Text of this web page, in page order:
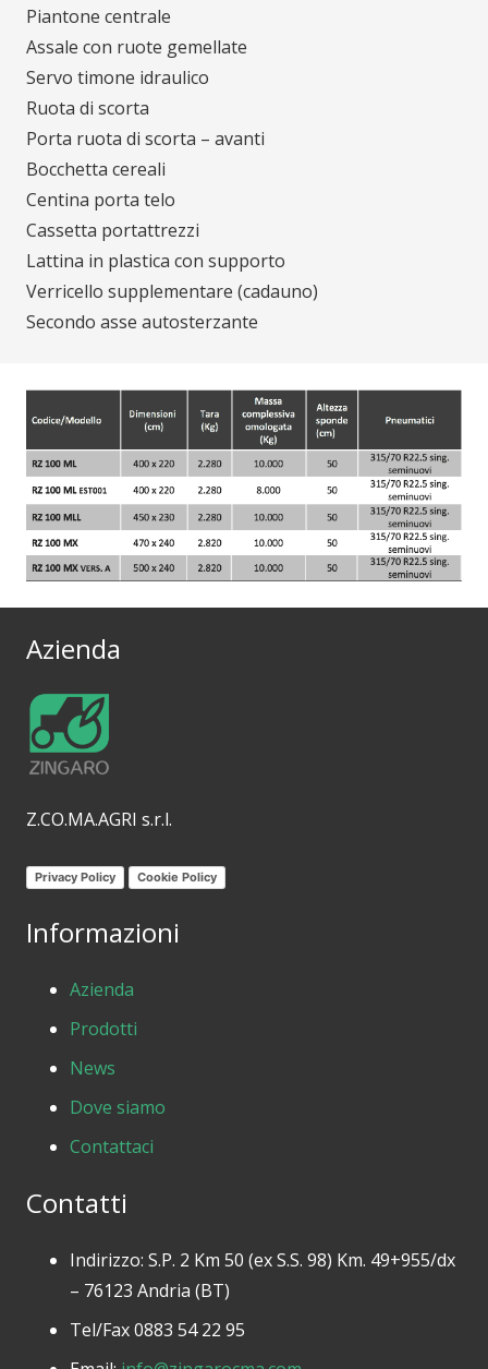
Piantone centrale
Assale con ruote gemellate
Servo timone idraulico
Ruota di scorta
Porta ruota di scorta – avanti
Bocchetta cereali
Centina porta telo
Cassetta portattrezzi
Lattina in plastica con supporto
Verricello supplementare (cadauno)
Secondo asse autosterzante
Azienda
Z.CO.MA.AGRI s.r.l.
Privacy Policy Cookie Policy
Informazioni
Azienda
Prodotti
News
Dove siamo
Contattaci
Contatti
Indirizzo: S.P. 2 Km 50 (ex S.S. 98) Km. 49+955/dx
– 76123 Andria (BT)
Tel/Fax 0883 54 22 95